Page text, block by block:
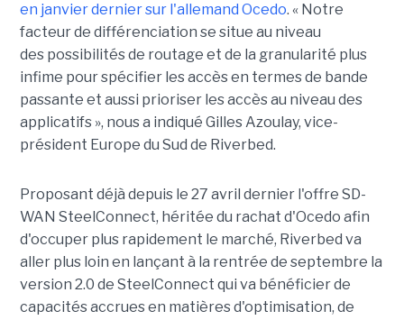
en janvier dernier sur l'allemand Ocedo. « Notre
facteur de différenciation se situe au niveau
des possibilités de routage et de la granularité plus
infime pour spécifier les accès en termes de bande
passante et aussi prioriser les accès au niveau des
applicatifs », nous a indiqué Gilles Azoulay, vice-
président Europe du Sud de Riverbed.
Proposant déjà depuis le 27 avril dernier l'offre SD-
WAN SteelConnect, héritée du rachat d'Ocedo afin
d'occuper plus rapidement le marché, Riverbed va
aller plus loin en lançant à la rentrée de septembre la
version 2.0 de SteelConnect qui va bénéficier de
capacités accrues en matières d'optimisation, de